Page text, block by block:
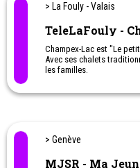
> La Fouly - Valais
TeleLaFouly -
Champex-Lac est "Le
Avec ses chalets
les familles.
> Genève
MJSR - Ma